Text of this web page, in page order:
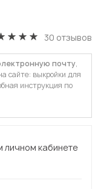
30 отзывов
почту,
сайте: выкройки для
инструкция по
личном кабинете